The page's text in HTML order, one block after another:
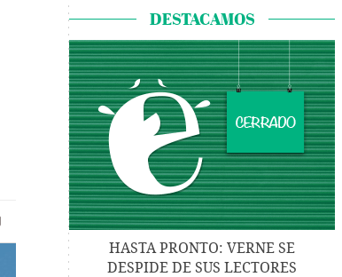
DESTACAMOS
HASTA PRONTO: VERNE SE
DESPIDE DE SUS LECTORES